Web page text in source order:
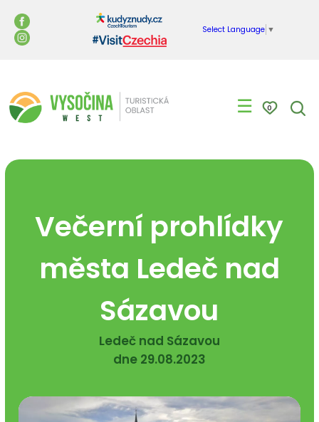
Select Language ▼
☰ 0
Večerní prohlídky
města Ledeč nad
Sázavou
Ledeč nad Sázavou
dne 29.08.2023